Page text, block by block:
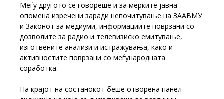
Меѓу другото се говореше и за мерките јавна
опомена изречени заради непочитување на ЗААВМУ
и Законот за медиуми, информациите поврзани со
дозволите за радио и телевизиско емитување,
изготвените анализи и истражувања, како и
активностите поврзани со меѓународната
соработка.
На крајот на состанокот беше отворена панел